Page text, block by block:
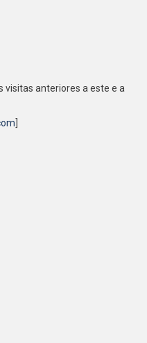
visitas anteriores a este e a